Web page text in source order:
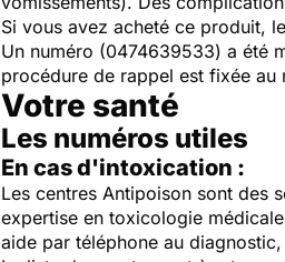
Si vous avez acheté ce produit,
Un numéro (0474639533) a été
procédure de rappel est fixée au
Votre santé
Les numéros utiles
En cas d'intoxication :
Les centres Antipoison sont des
expertise en toxicologie
aide par téléphone au